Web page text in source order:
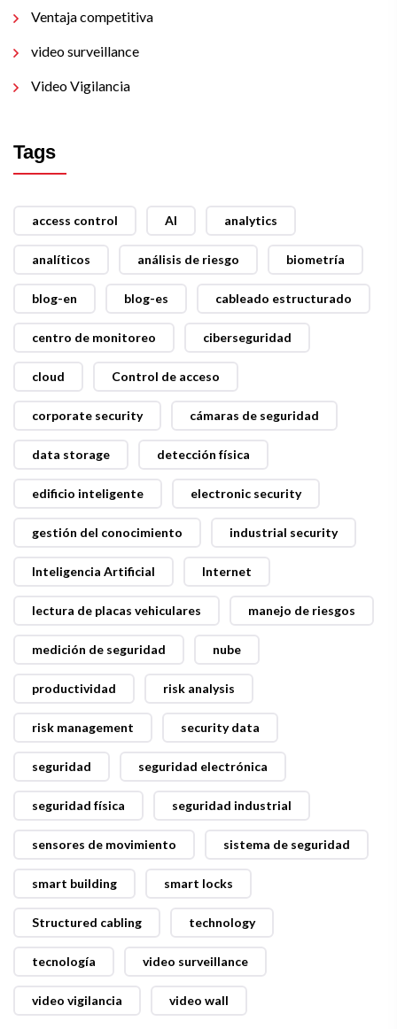
Ventaja competitiva
video surveillance
Video Vigilancia
Tags
access control AI analytics
analíticos análisis de riesgo biometría
blog-en blog-es cableado estructurado
centro de monitoreo ciberseguridad
cloud Control de acceso
corporate security cámaras de seguridad
data storage detección física
edificio inteligente electronic security
gestión del conocimiento industrial security
Inteligencia Artificial Internet
lectura de placas vehiculares manejo de riesgos
medición de seguridad nube
productividad risk analysis
risk management security data
seguridad seguridad electrónica
seguridad física seguridad industrial
sensores de movimiento sistema de seguridad
smart building smart locks
Structured cabling technology
tecnología video surveillance
video vigilancia video wall